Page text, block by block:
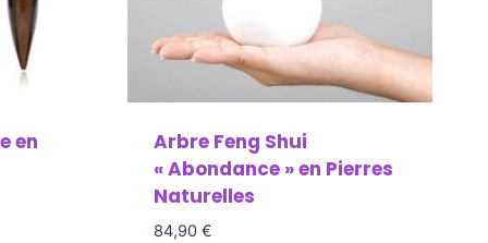
en
Arbre Feng Shui
« Abondance » en Pierres
Naturelles
84,90 €